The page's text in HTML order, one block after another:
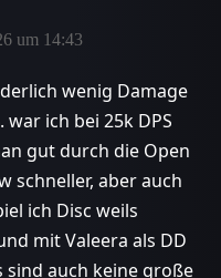
um 14:43
wenig Damage
ich bei 25k DPS
gut durch die Open
schneller, aber auch
ich Disc weils
mit Valeera als DD
sind auch keine große